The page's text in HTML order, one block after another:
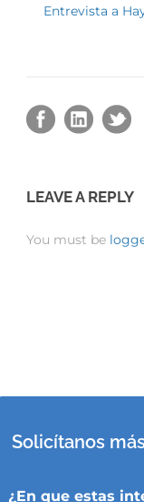
Entrevista a
LEAVE A REPLY
You must be
Solicítanos
¿En que estas